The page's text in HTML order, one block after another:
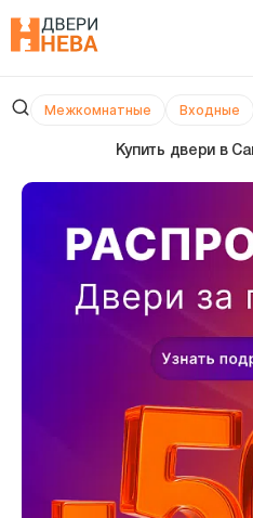
Межкомнатные Входные
Купить двери в